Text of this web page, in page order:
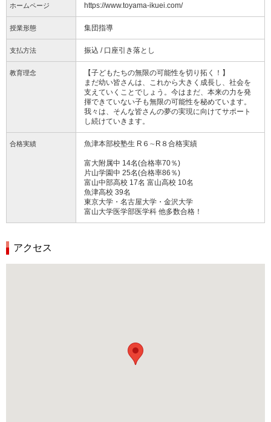
ホームページ https://www.toyama-ikuei.com/
授業形態 集団指導
支払方法 振込 / 口座引き落とし
教育理念
【子どもたちの無限の可能性を切り拓く！】
まだ幼い皆さんは、これから大きく成長し、社会を
支えていくことでしょう。今はまだ、本来の力を発
揮できていない子も無限の可能性を秘めています。
我々は、そんな皆さんの夢の実現に向けてサポート
し続けていきます。
合格実績 ⿂津本部校塾⽣ R６∼R８合格実績
富⼤附属中 14名(合格率70％)
⽚⼭学園中 25名(合格率86％)
富⼭中部⾼校 17名 富⼭⾼校 10名
⿂津⾼校 39名
東京⼤学・名古屋⼤学・⾦沢⼤学
富⼭⼤学医学部医学科 他多数合格！
アクセス